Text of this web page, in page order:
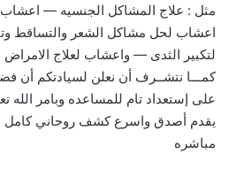
مثل : علاج المشاكل الجنسيه — اعشاب
اعشاب لحل مشاكل الشعر والتساقط
لتكبير الثدى — واعشاب لعلاج الامراض
كمـــا نتشــرف أن نعلن لسيادتكم أن
على إستعداد تام للمساعده وبامر الله
يقدم أصدق واسرع كشف روحاني كامل
مباشره